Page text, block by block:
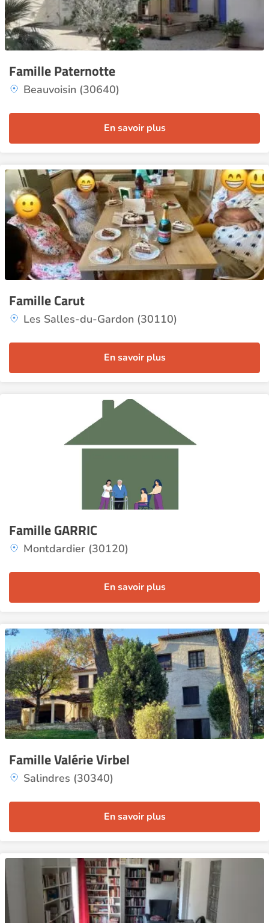
Famille Paternotte
Beauvoisin (30640)
En savoir plus
Famille Carut
Les Salles-du-Gardon (30110)
En savoir plus
Famille GARRIC
Montdardier (30120)
En savoir plus
Famille Valérie Virbel
Salindres (30340)
En savoir plus